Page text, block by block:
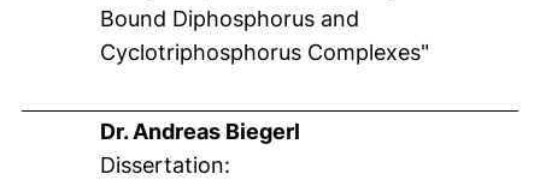
Bound Diphosphorus and
Cyclotriphosphorus Complexes"
Dr. Andreas Biegerl
Dissertation: